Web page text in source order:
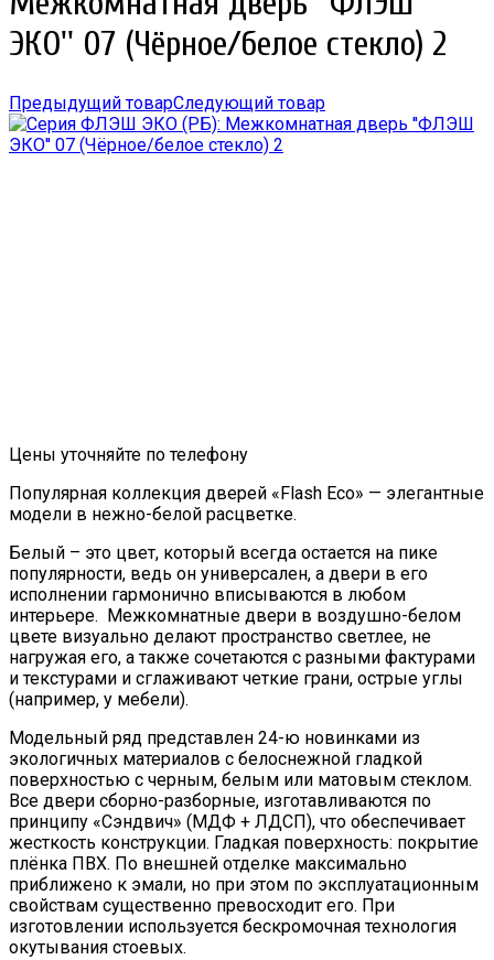
ЭКО'' 07 (Чёрное/белое стекло) 2
Предыдущий товарСледующий товар
Цены уточняйте по телефону
Популярная коллекция дверей «Flash Eco» — элегантные
модели в нежно-белой расцветке.
Белый – это цвет, который всегда остается на пике
популярности, ведь он универсален, а двери в его
исполнении гармонично вписываются в любом
интерьере. Межкомнатные двери в воздушно-белом
цвете визуально делают пространство светлее, не
нагружая его, а также сочетаются с разными фактурами
и текстурами и сглаживают четкие грани, острые углы
(например, у мебели).
Модельный ряд представлен 24-ю новинками из
экологичных материалов с белоснежной гладкой
поверхностью с черным, белым или матовым стеклом.
Все двери сборно-разборные, изготавливаются по
принципу «Сэндвич» (МДФ + ЛДСП), что обеспечивает
жесткость конструкции. Гладкая поверхность: покрытие
плёнка ПВХ. По внешней отделке максимально
приближено к эмали, но при этом по эксплуатационным
свойствам существенно превосходит его. При
изготовлении используется бескромочная технология
окутывания стоевых.